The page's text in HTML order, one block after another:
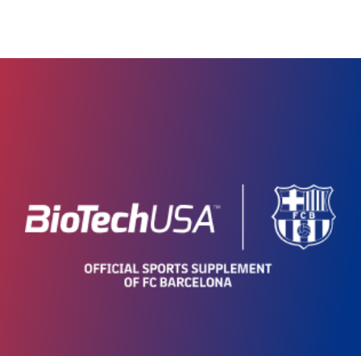
51 oficiálnych webových
obchodov v 22 krajinách
285 multibrandové internetové
obchody v 15 krajinách